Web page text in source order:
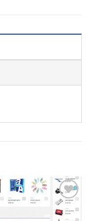
Add to
wishlist